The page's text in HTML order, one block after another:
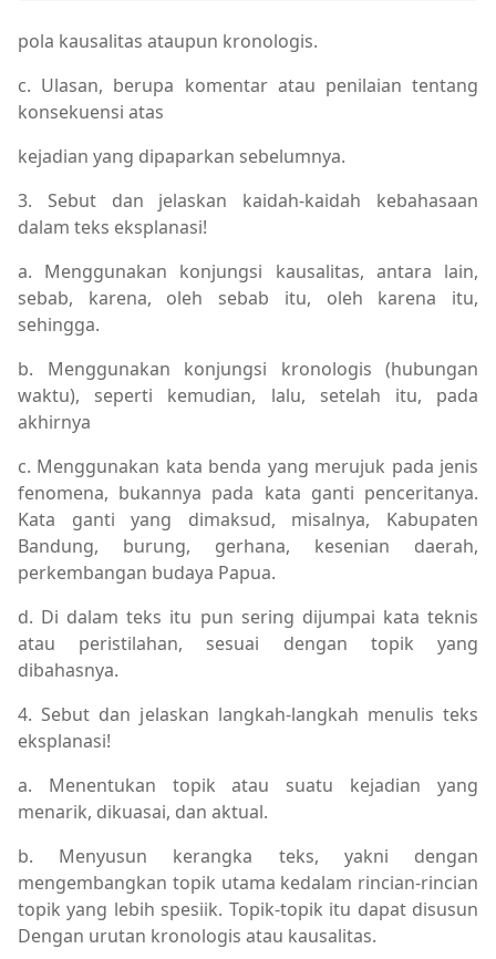
pola kausalitas ataupun kronologis.
c. Ulasan, berupa komentar atau penilaian tentang
konsekuensi atas
kejadian yang dipaparkan sebelumnya.
3. Sebut dan jelaskan kaidah-kaidah kebahasaan
dalam teks eksplanasi!
a. Menggunakan konjungsi kausalitas, antara lain,
sebab, karena, oleh sebab itu, oleh karena itu,
sehingga.
b. Menggunakan konjungsi kronologis (hubungan
waktu), seperti kemudian, lalu, setelah itu, pada
akhirnya
c. Menggunakan kata benda yang merujuk pada jenis
fenomena, bukannya pada kata ganti penceritanya.
Kata ganti yang dimaksud, misalnya, Kabupaten
Bandung, burung, gerhana, kesenian daerah,
perkembangan budaya Papua.
d. Di dalam teks itu pun sering dijumpai kata teknis
atau peristilahan, sesuai dengan topik yang
dibahasnya.
4. Sebut dan jelaskan langkah-langkah menulis teks
eksplanasi!
a. Menentukan topik atau suatu kejadian yang
menarik, dikuasai, dan aktual.
b. Menyusun kerangka teks, yakni dengan
mengembangkan topik utama kedalam rincian-rincian
topik yang lebih spesiik. Topik-topik itu dapat disusun
Dengan urutan kronologis atau kausalitas.